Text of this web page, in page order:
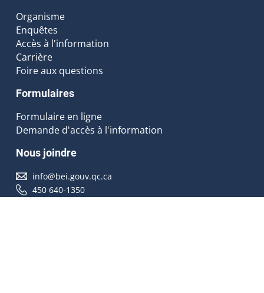
Organisme
Enquêtes
Accès à l'information
Carrière
Foire aux questions
Formulaires
Formulaire en ligne
Demande d'accès à l'information
Nous joindre
info@bei.gouv.qc.ca
450 640-1350